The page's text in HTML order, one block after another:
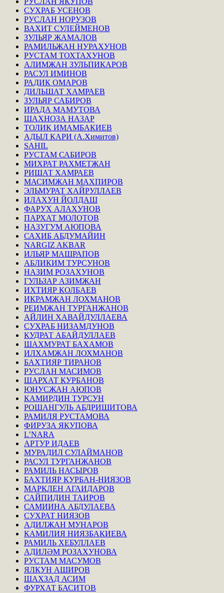
СУХРАБ УСЕНОВ
РУСЛАН НОРУЗОВ
ВАХИТ СУЛЕЙМЕНОВ
ЗУЛЬЯР ЖАМАЛОВ
РАМИЛЬЖАН НУРАХУНОВ
РУСТАМ ТОХТАХУНОВ
АЛИМЖАН ЗУЛЬПИКАРОВ
РАСУЛ ИМИНОВ
РАДИК ОМАРОВ
ДИЛЬШАТ ХАМРАЕВ
ЗУЛЬЯР САБИРОВ
ИРАДА МАМУТОВА
ШАХНОЗА НАЗАР
ТОЛИК ИМАМБАКИЕВ
АДЫЛ КАРИ (А.Химитов)
SAHIL
РУСТАМ САБИРОВ
МИХРАТ РАХМЕТЖАН
РИШАТ ХАМРАЕВ
МАСИМЖАН МАХПИРОВ
ЭЛЬМУРАТ ХАЙРУЛЛАЕВ
ИЛАХУН ЙОЛДАШ
ФАРУХ АЛАХУНОВ
ПАРХАТ МОЛОТОВ
НАЗУГУМ АЮПОВА
САХИБ АБДУМАЙИН
NARGIZ AKBAR
ИЛЬЯР МАШРАПОВ
АБЛИКИМ ТУРСУНОВ
НАЗИМ РОЗАХУНОВ
ГУЛЬЗАР АЗИМЖАН
ИХТИЯР КОЛБАЕВ
ИКРАМЖАН ЛОХМАНОВ
РЕИМЖАН ТУРГАНЖАНОВ
АЙЛИН ХАВАЙДУЛЛАЕВА
СУХРАБ НИЗАМДУНОВ
КУДРАТ АБАЙДУЛЛАЕВ
ШАХМУРАТ БАХАМОВ
ИЛХАМЖАН ЛОХМАНОВ
БАХТИЯР ТИРАНОВ
РУСЛАН МАСИМОВ
ШАРХАТ КУРБАНОВ
ЮНУСЖАН АЮПОВ
КАМИРДИН ТУРСУН
РОШАНГУЛЬ АБДРИШИТОВА
РАМИЛЯ РУСТАМОВА
ФИРУЗА ЯКУПОВА
L’NARA
АРТУР ИДАЕВ
МУРАДИЛ СУЛАЙМАНОВ
РАСУЛ ТУРГАНЖАНОВ
РАМИЛЬ НАСЫРОВ
БАХТИЯР КУРБАН-НИЯЗОВ
МАРКЛЕН АГАИДАРОВ
САЙПИДИН ТАИРОВ
САМИИНА АБДУЛАЕВА
СУХРАТ НИЯЗОВ
АДИЛЖАН МУНАРОВ
КАМИЛИЯ НИЯЗБАКИЕВА
РАМИЛЬ ХЕБУЛЛАЕВ
АДИЛӘМ РОЗАХУНОВА
РУСТАМ МАСУМОВ
ЯЛКУН АШИРОВ
ШАХЗАД АСИМ
ФУРХАТ БАСИТОВ